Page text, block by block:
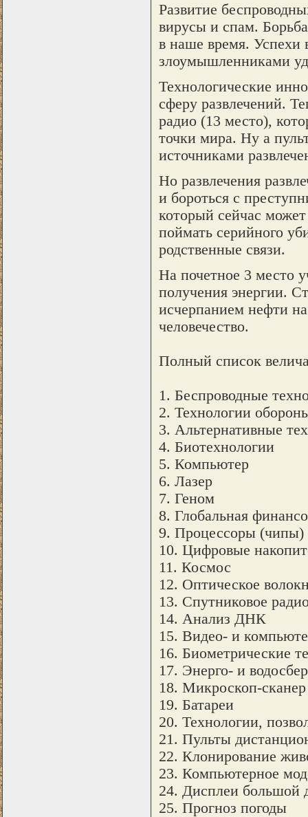
Развитие
вирусы и спам.
в наше время. Успехи
злоумышленниками
Технологические
сферу развлечений.
радио (13 место),
точки мира. Ну а
источниками
Но развлечения
и бороться с
который сейчас
поймать серийного
родственные связи.
На почетное 3 место
получения энергии.
исчерпанием нефти
человечество.
Полный список
1. Беспроводные
2. Технологии
3. Альтернативные
4. Биотехнологии
5. Компьютер
6. Лазер
7. Геном
8. Глобальная
9. Процессоры (чипы)
10. Цифровые
11. Космос
12. Оптическое
13. Спутниковое
14. Анализ ДНК
15. Видео- и
16. Биометрические
17. Энерго- и
18. Микроскоп-сканер
19. Батареи
20. Технологии,
21. Пульты
22. Клонирование
23. Компьютерное
24. Дисплеи большой
25. Прогноз погоды